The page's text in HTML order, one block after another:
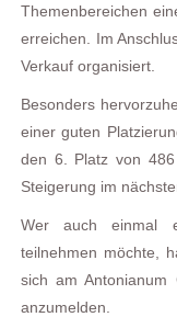
Themenbereichen
erreichen. Im
Verkauf organisiert.
Besonders
einer guten
den 6. Platz von
Steigerung im
Wer auch einmal
teilnehmen möchte,
sich am
anzumelden.